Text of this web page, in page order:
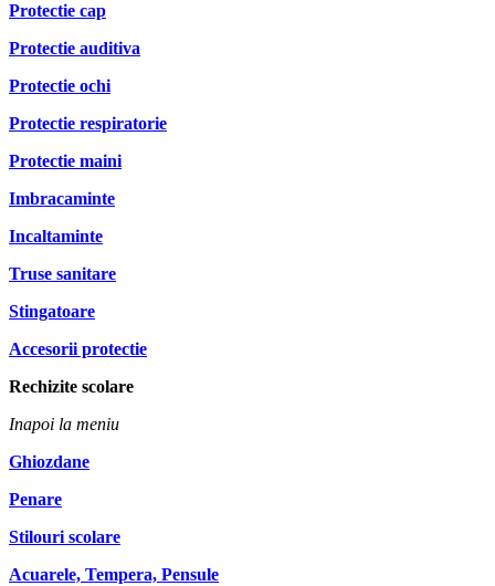
Protectie cap
Protectie auditiva
Protectie ochi
Protectie respiratorie
Protectie maini
Imbracaminte
Incaltaminte
Truse sanitare
Stingatoare
Accesorii protectie
Rechizite scolare
Inapoi la meniu
Ghiozdane
Penare
Stilouri scolare
Acuarele, Tempera, Pensule